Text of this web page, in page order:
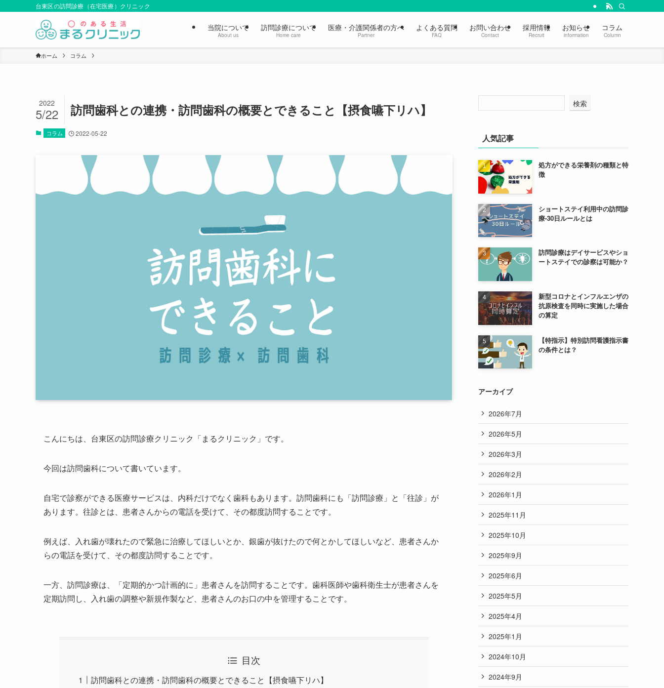
台東区の訪問診療（在宅医療）クリニック
当院について
About us
訪問診療について
Home care
医療・介護関係者の方へ
Partner
よくある質問
FAQ
お問い合わせ
Contact
採用情報
Recruit
お知らせ
information
コラム
Column
ホーム コラム
訪問歯科との連携・訪問歯科の概要とできること【摂食嚥下リハ】
2022
5/22
コラム 2022-05-22
こんにちは、台東区の訪問診療クリニック「まるクリニック」です。
今回は訪問歯科について書いています。
自宅で診察ができる医療サービスは、内科だけでなく歯科もあります。訪問歯科にも「訪問診療」と「往診」が
あります。往診とは、患者さんからの電話を受けて、その都度訪問することです。
例えば、入れ歯が壊れたので緊急に治療してほしいとか、銀歯が抜けたので何とかしてほしいなど、患者さんか
らの電話を受けて、その都度訪問することです。
一方、訪問診療は、「定期的かつ計画的に」患者さんを訪問することです。歯科医師や歯科衛生士が患者さんを
定期訪問し、入れ歯の調整や新規作製など、患者さんのお口の中を管理することです。
目次
訪問歯科との連携・訪問歯科の概要とできること【摂食嚥下リハ】
検索
人気記事
処方ができる栄養剤の種類と特
徴
ショートステイ利用中の訪問診
療-30日ルールとは
訪問診療はデイサービスやショ
ートステイでの診察は可能か？
新型コロナとインフルエンザの
抗原検査を同時に実施した場合
の算定
【特指示】特別訪問看護指示書
の条件とは？
アーカイブ
2026年7月
2026年5月
2026年3月
2026年2月
2026年1月
2025年11月
2025年10月
2025年9月
2025年6月
2025年5月
2025年4月
2025年1月
2024年10月
2024年9月